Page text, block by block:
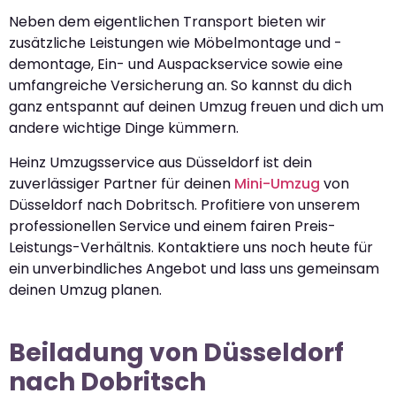
Neben dem eigentlichen Transport bieten wir
zusätzliche Leistungen wie Möbelmontage und -
demontage, Ein- und Auspackservice sowie eine
umfangreiche Versicherung an. So kannst du dich
ganz entspannt auf deinen Umzug freuen und dich um
andere wichtige Dinge kümmern.
Heinz Umzugsservice aus Düsseldorf ist dein
zuverlässiger Partner für deinen Mini-Umzug von
Düsseldorf nach Dobritsch. Profitiere von unserem
professionellen Service und einem fairen Preis-
Leistungs-Verhältnis. Kontaktiere uns noch heute für
ein unverbindliches Angebot und lass uns gemeinsam
deinen Umzug planen.
Beiladung von Düsseldorf
nach Dobritsch